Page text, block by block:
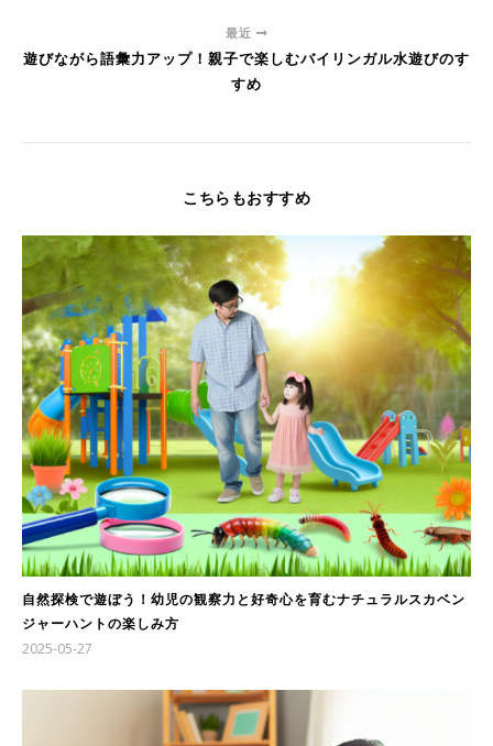
最近
遊びながら語彙力アップ！親子で楽しむバイリンガル水遊びのす
すめ
こちらもおすすめ
自然探検で遊ぼう！幼児の観察力と好奇心を育むナチュラルスカベン
ジャーハントの楽しみ方
2025-05-27